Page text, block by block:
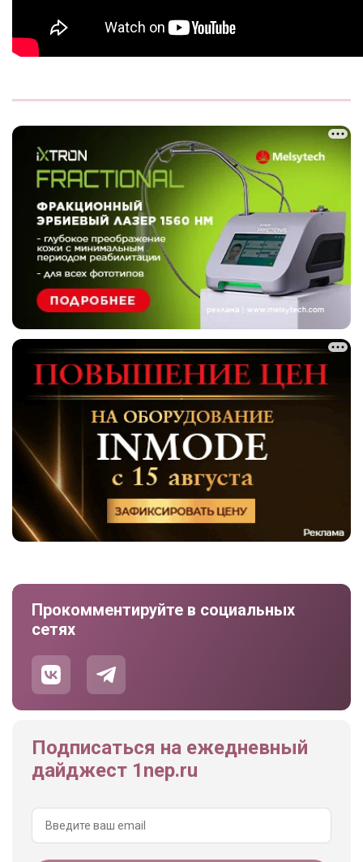
Прокомментируйте в социальных
сетях
Подписаться на ежедневный
дайджест 1nep.ru